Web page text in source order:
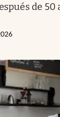
de 50